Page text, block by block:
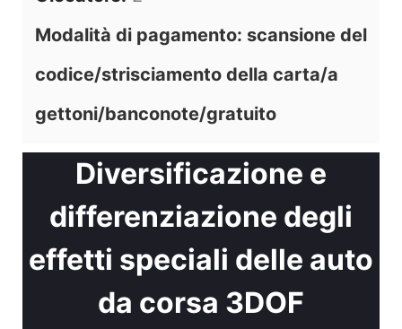
Modalità di pagamento: scansione del
codice/strisciamento della carta/a
gettoni/banconote/gratuito
Diversificazione e
differenziazione degli
effetti speciali delle auto
da corsa 3DOF